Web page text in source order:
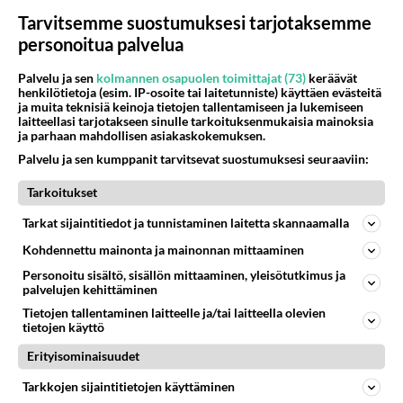
käytännössä pidentää varusmiespalveluksen yli
kaksinkertaiseksi miehistöön nähden.
Vaikka asenteessani ei mitään vikaa ollut
silloinkaan niin ainakin itse olen vasta
vanhemmiten sekä pakollisten että
vapaaehtoisten harjoitusten myötä oppinut
hahmottamaan systeemiä ja omaa tehtävääni
ihan eri tavoin kuin silloin juuri ja juuri 20-
vuotiaana pojankloppina. Jos olisin mennyt inttiin
vaikka 28-vuotiaana muutaman työvuoden
jälkeen niin ainakin näkökulma koulutukseen olisi
ollut paljon kriittisempi. Olisiko se sitten ollut
hyvä vai huono, sitä en tiedä.
Äänestä Kommentoi
silloin idiootti
Tarvitsemme suostumuksesi tarjotaksemme
personoitua palvelua
Palvelu ja sen kolmannen osapuolen toimittajat (73) keräävät
henkilötietoja (esim. IP-osoite tai laitetunniste) käyttäen evästeitä
ja muita teknisiä keinoja tietojen tallentamiseen ja lukemiseen
laitteellasi tarjotakseen sinulle tarkoituksenmukaisia mainoksia
ja parhaan mahdollisen asiakaskokemuksen.
Palvelu ja sen kumppanit tarvitsevat suostumuksesi seuraaviin:
Tarkoitukset
Tarkat sijaintitiedot ja tunnistaminen laitetta skannaamalla
Kohdennettu mainonta ja mainonnan mittaaminen
Personoitu sisältö, sisällön mittaaminen, yleisötutkimus ja
palvelujen kehittäminen
Tietojen tallentaminen laitteelle ja/tai laitteella olevien
tietojen käyttö
Erityisominaisuudet
Tarkkojen sijaintitietojen käyttäminen